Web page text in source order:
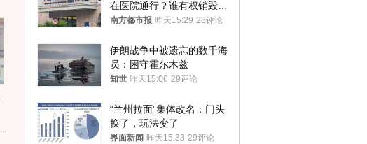
在医院通行？谁有权销毁胚
胎？
南方都市报 昨天15:29 28评论
伊朗战争中被遗忘的数千海
员：困守霍尔木兹
知世 昨天15:06 29评论
“兰州拉面”集体改名：门头
换了，玩法变了
界面新闻 昨天15:33 29评论